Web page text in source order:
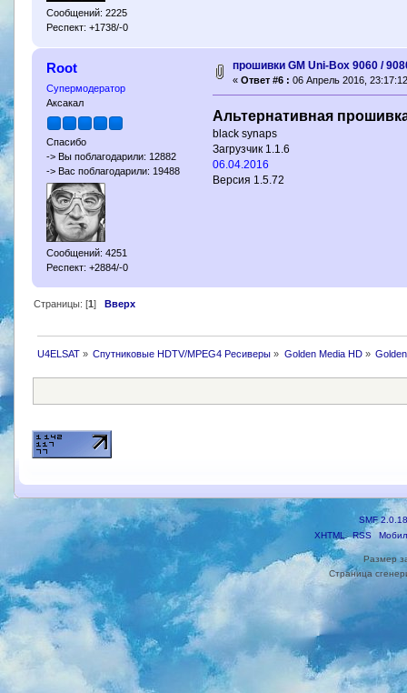
Сообщений: 2225
Респект: +1738/-0
Root
Супермодератор
Аксакал
Спасибо
-> Вы поблагодарили: 12882
-> Вас поблагодарили: 19488
Сообщений: 4251
Респект: +2884/-0
прошивки GM Uni-Box 9060 /
« Ответ #6 : 06 Апрель 2016,
Альтернативная
black synaps
Загрузчик 1.1.6
06.04.2016
Версия 1.5.72
Страницы: [1] Вверх
U4ELSAT» Спутниковые HDTV/MPEG4 Ресиверы » Golden Media HD»
SMF 2.0.18
XHTML
RSS
Размер
Страница